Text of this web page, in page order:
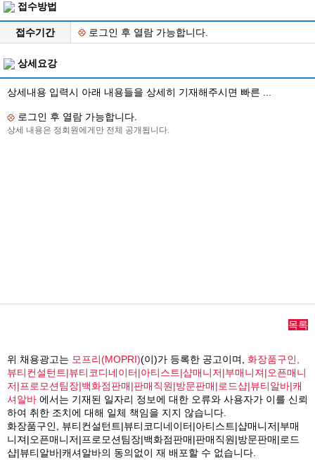
접수방법
접수기간 로그인 후 열람 가능합니다.
상세요강
상세내용 입력시 아래 내용들을 상세히 기재해주시면 빠른 ...
로그인 후 열람 가능합니다.
상세 내용은 정회원에게만 전체 공개됩니다.
목록
위 채용광고는 모프리(MOPRI)(이)가 등록한 공고이며, 화장품구인,
뷰티컨설턴트|뷰티코디네이터|아티스트|샵매니저|부매니져|오픈매니
저|프로모션팀장|백화점판매|판매직원|방문판매|로드샵|뷰티알바|캐
셔알바 에서는 기재된 일자리 정보에 대한 오류와 사용자가 이를 신뢰
하여 취한 조치에 대해 일체 책임을 지지 않습니다.
화장품구인, 뷰티컨설턴트|뷰티코디네이터|아티스트|샵매니저|부매
니져|오픈매니저|프로모션팀장|백화점판매|판매직원|방문판매|로드
샵|뷰티알바|캐셔알바의 동의없이 재 배포할 수 없습니다.